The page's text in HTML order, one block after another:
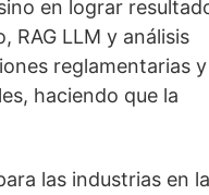
en lograr
RAG LLM y análisis
reglamentarias y
haciendo que la
las industrias en